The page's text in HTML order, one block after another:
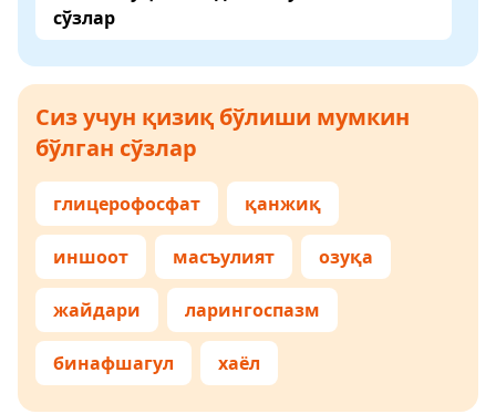
сўзлар
Сиз учун қизиқ бўлиши мумкин
бўлган сўзлар
глицерофосфат қанжиқ
иншоот масъулият озуқа
жайдари ларингоспазм
бинафшагул хаёл